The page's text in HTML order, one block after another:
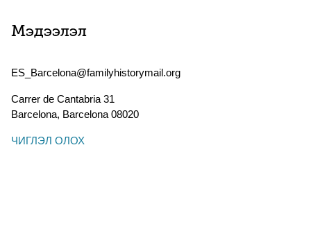
Мэдээлэл
ES_Barcelona@familyhistorymail.org
Carrer de Cantabria 31
Barcelona, Barcelona 08020
ЧИГЛЭЛ ОЛОХ